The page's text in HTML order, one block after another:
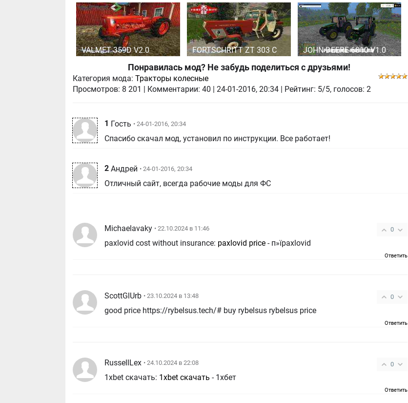
VALMET 359D V2.0 FORTSCHRITT ZT 303 C JOHN DEERE 6810 V1.0
Понравилась мод? Не забудь поделиться с друзьями!
Категория мода: Тракторы колесные
Просмотров: 8 201 Комментарии: 40 |24-01-2016, 20:34 | Рейтинг: 5/5, голосов:2
1 Гость • 24-01-2016, 20:34
Спасибо скачал мод, установил по инструкции. Все работает!
2 Андрей • 24-01-2016, 20:34
Отличный сайт, всегда рабочие моды для ФС
0
Michaelavaky • 22.10.2024 в 11:46
paxlovid cost without insurance: paxlovid price - п»їpaxlovid
Ответить
0
ScottGlUrb • 23.10.2024 в 13:48
good price https://rybelsus.tech/# buy rybelsus rybelsus price
Ответить
0
RussellLex • 24.10.2024 в 22:08
1xbet скачать: 1xbet скачать - 1хбет
Ответить